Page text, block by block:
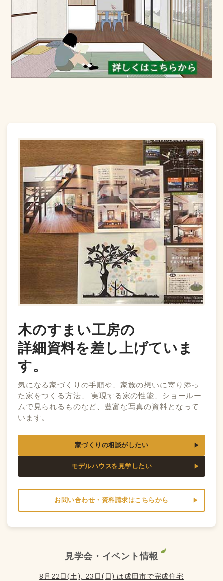
木のすまい工房の
詳細資料を差し上げていま
す。
気になる家づくりの手順や、家族の想いに寄り添っ
た家をつくる方法、 実現する家の性能、ショールー
ムで見られるものなど、豊富な写真の資料となって
います。
家づくりの相談がしたい
モデルハウスを見学したい
お問い合わせ・資料請求はこちらから
見学会・イベント情報
8月22日(土), 23日(日) は成田市で完成住宅